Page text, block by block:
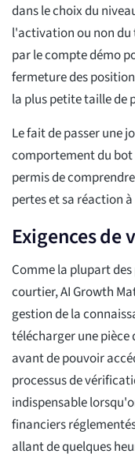
dans le choix du
l'activation ou non
par le compte démo
fermeture des
la plus petite taille de
Le fait de passer une
comportement du
permis de
pertes et sa réaction
Exigences
Comme la plupart
courtier, AI Growth
gestion de la
télécharger une
avant de pouvoir
processus de
indispensable
financiers
allant de quelques